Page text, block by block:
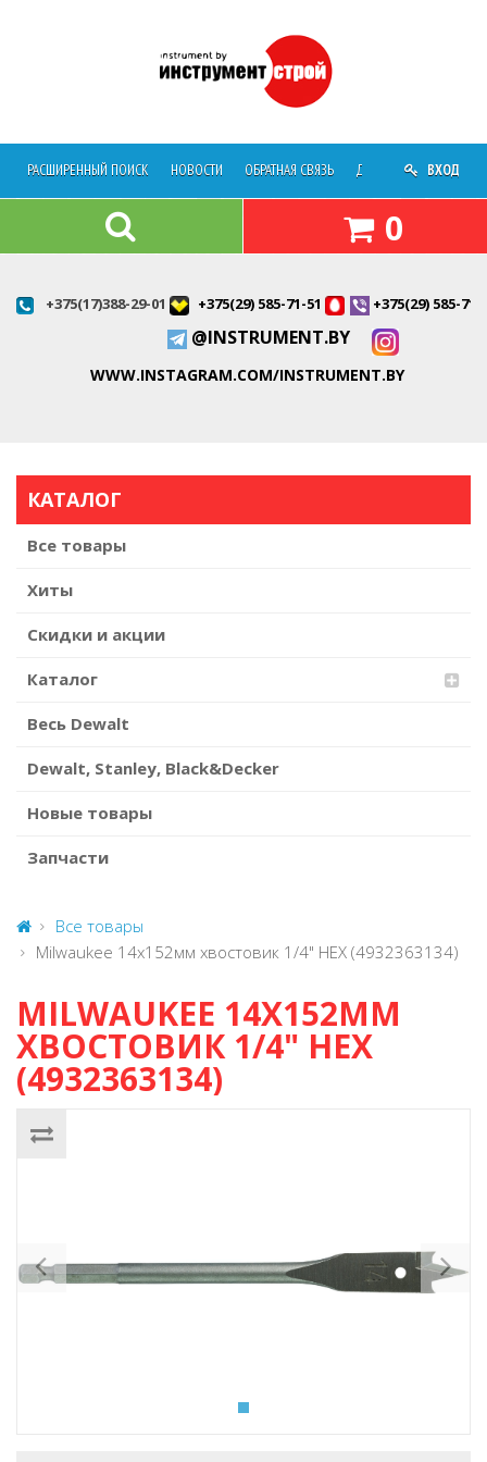
РАСШИРЕННЫЙ ПОИСК НОВОСТИ ОБРАТНАЯ СВЯЗЬ ДОСТАВКА О
ВХОД
0
+375(17)388-29-01 +375(29) 585-71-51 +375(29) 585-71-
@INSTRUMENT.BY
WWW.INSTAGRAM.COM/INSTRUMENT.BY
КАТАЛОГ
Все товары
Хиты
Скидки и акции
Каталог
Весь Dewalt
Dewalt, Stanley, Black&Decker
Новые товары
Запчасти
Все товары
Milwaukee 14х152мм хвостовик 1/4" HEX (4932363134)
MILWAUKEE 14Х152ММ
ХВОСТОВИК 1/4" HEX
(4932363134)